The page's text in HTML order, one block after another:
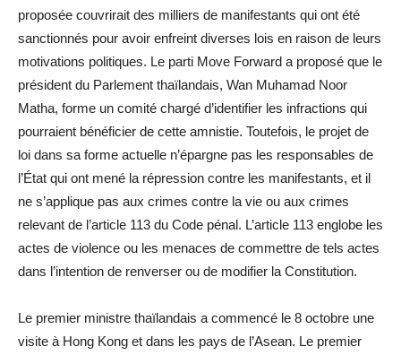
proposée couvrirait des milliers de manifestants qui ont été
sanctionnés pour avoir enfreint diverses lois en raison de leurs
motivations politiques. Le parti Move Forward a proposé que le
président du Parlement thaïlandais, Wan Muhamad Noor
Matha, forme un comité chargé d’identifier les infractions qui
pourraient bénéficier de cette amnistie. Toutefois, le projet de
loi dans sa forme actuelle n’épargne pas les responsables de
l’État qui ont mené la répression contre les manifestants, et il
ne s’applique pas aux crimes contre la vie ou aux crimes
relevant de l’article 113 du Code pénal. L’article 113 englobe les
actes de violence ou les menaces de commettre de tels actes
dans l’intention de renverser ou de modifier la Constitution.
Le premier ministre thaïlandais a commencé le 8 octobre une
visite à Hong Kong et dans les pays de l’Asean. Le premier